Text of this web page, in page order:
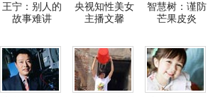
王宁：别人的
故事难讲
央视知性美女
主播文馨
智慧树：谨防
芒果皮炎